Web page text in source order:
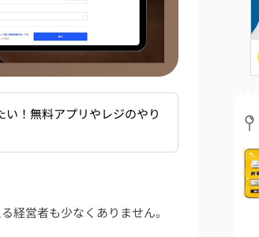
！無料アプリやレジのやり
経営者も少なくありません。